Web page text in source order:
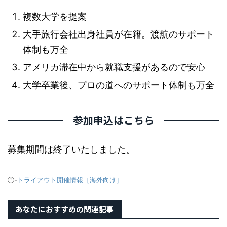
複数大学を提案
大手旅行会社出身社員が在籍。渡航のサポート
体制も万全
アメリカ滞在中から就職支援があるので安心
大学卒業後、プロの道へのサポート体制も万全
参加申込はこちら
募集期間は終了いたしました。
- トライアウト開催情報［海外向け］
あなたにおすすめの関連記事